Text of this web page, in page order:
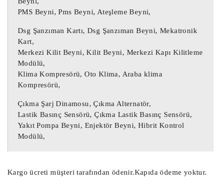
Oto beyni, Oto beyinci, Abs beyni, Çıkma
Abs beyni,
Çıkma Motor beyni, Çıkma Oto beyin,
Çıkma Motor beyini, Çıkma Oto beyni,
Çıkma Oto beyinci,
Şanzıman Beyni, Otomatik Şanzıman Beyni,
Çıkma Otomatik Şanzıman Beyni, Çıkma
Şanzıman Beyni,
Airbag Beyni, Çıkma Airbag Beyni, Çıkma
SRS Beyni, SRS Beyni,
Motor Beyni,
PMS Beyni, Pms Beyni, Ateşleme Beyni,
Dsg Şanzıman Kartı, Dsg Şanzıman Beyni, Mekatronik
Kart,
Merkezi Kilit Beyni, Kilit Beyni, Merkezi Kapı Kilitleme
Modülü,
Klima Kompresörü, Oto Klima, Araba klima
Kompresörü,
Çıkma Şarj Dinamosu, Çıkma Alternatör,
Lastik Basınç Sensörü, Çıkma Lastik Basınç Sensörü,
Yakıt Pompa Beyni, Enjektör Beyni, Hibrit Kontrol
Modülü,
Kargo ücreti müşteri tarafından ödenir.Kapıda ödeme yoktur.